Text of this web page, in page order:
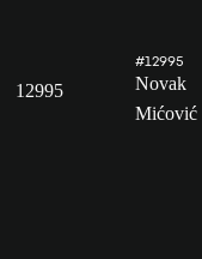
12995
#12995
Novak
Mićović